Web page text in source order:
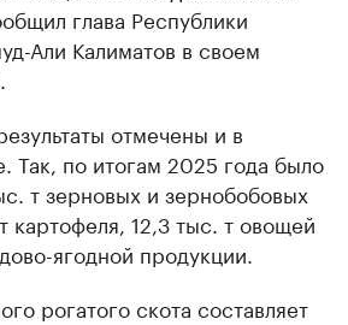
глава Республики
Али Калиматов в своем
отмечены и в
Так, по итогам 2025 года было
т зерновых и зернобобовых
картофеля, 12,3 тыс. т овощей
ягодной продукции.
рогатого скота составляет